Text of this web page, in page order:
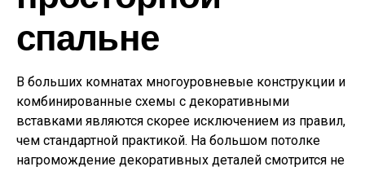
спальне
В больших комнатах многоуровневые конструкции и
комбинированные схемы с декоративными
вставками являются скорее исключением из правил,
чем стандартной практикой. На большом потолке
нагромождение декоративных деталей смотрится не